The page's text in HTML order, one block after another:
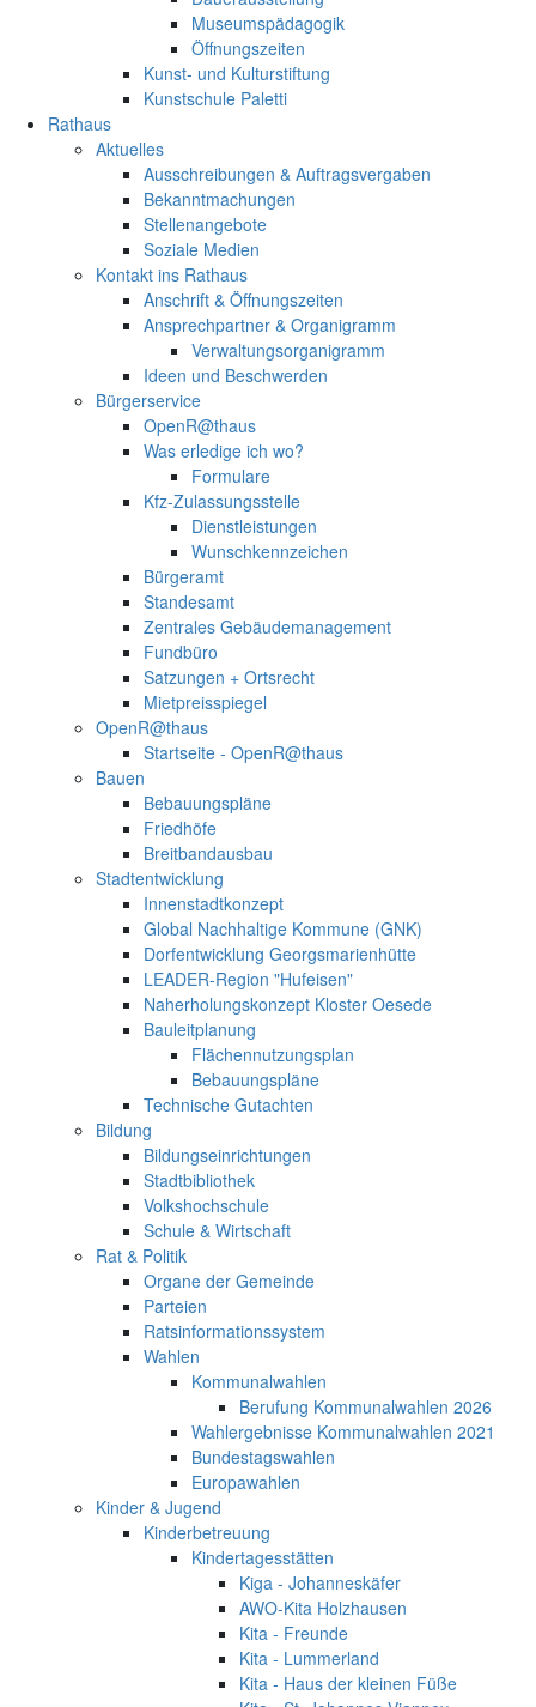
Museumspädagogik
Öffnungszeiten
Kunst- und Kulturstiftung
Kunstschule Paletti
Rathaus
Aktuelles
Ausschreibungen & Auftragsvergaben
Bekanntmachungen
Stellenangebote
Soziale Medien
Kontakt ins Rathaus
Anschrift & Öffnungszeiten
Ansprechpartner & Organigramm
Verwaltungsorganigramm
Ideen und Beschwerden
Bürgerservice
OpenR@thaus
Was erledige ich wo?
Formulare
Kfz-Zulassungsstelle
Dienstleistungen
Wunschkennzeichen
Bürgeramt
Standesamt
Zentrales Gebäudemanagement
Fundbüro
Satzungen + Ortsrecht
Mietpreisspiegel
OpenR@thaus
Startseite - OpenR@thaus
Bauen
Bebauungspläne
Friedhöfe
Breitbandausbau
Stadtentwicklung
Innenstadtkonzept
Global Nachhaltige Kommune (GNK)
Dorfentwicklung Georgsmarienhütte
LEADER-Region "Hufeisen"
Naherholungskonzept Kloster Oesede
Bauleitplanung
Flächennutzungsplan
Bebauungspläne
Technische Gutachten
Bildung
Bildungseinrichtungen
Stadtbibliothek
Volkshochschule
Schule & Wirtschaft
Rat & Politik
Organe der Gemeinde
Parteien
Ratsinformationssystem
Wahlen
Kommunalwahlen
Berufung Kommunalwahlen 2026
Wahlergebnisse Kommunalwahlen 2021
Bundestagswahlen
Europawahlen
Kinder & Jugend
Kinderbetreuung
Kindertagesstätten
Kiga - Johanneskäfer
AWO-Kita Holzhausen
Kita - Freunde
Kita - Lummerland
Kita - Haus der kleinen Füße